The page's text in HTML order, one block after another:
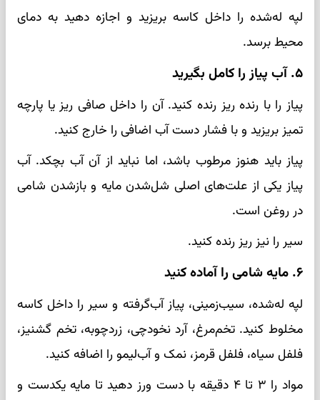
لپه له‌شده را داخل کاسه بریزید و اجازه دهید به دمای
محیط برسد.
۵. آب پیاز را کامل بگیرید
پیاز را با رنده ریز رنده کنید. آن را داخل صافی ریز یا پارچه
تمیز بریزید و با فشار دست آب اضافی را خارج کنید.
پیاز باید هنوز مرطوب باشد، اما نباید از آن آب بچکد. آب
پیاز یکی از علت‌های اصلی شل‌شدن مایه و بازشدن شامی
در روغن است.
سیر را نیز ریز رنده کنید.
۶. مایه شامی را آماده کنید
لپه له‌شده، سیب‌زمینی، پیاز آب‌گرفته و سیر را داخل کاسه
مخلوط کنید. تخم‌مرغ، آرد نخودچی، زردچوبه، تخم گشنیز،
فلفل سیاه، فلفل قرمز، نمک و آب‌لیمو را اضافه کنید.
مواد را ۳ تا ۴ دقیقه با دست ورز دهید تا مایه یکدست و